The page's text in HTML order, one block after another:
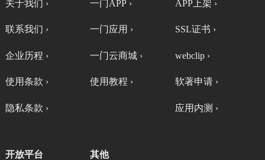
ios恢复签名
关于我们 ›
联系我们 ›
企业历程 ›
使用条款 ›
隐私条款 ›
一门APP ›
一门应用 ›
一门云商城 ›
使用教程 ›
APP上架 ›
SSL证书 ›
webclip ›
软著申请 ›
应用内测 ›
开放平台 其他